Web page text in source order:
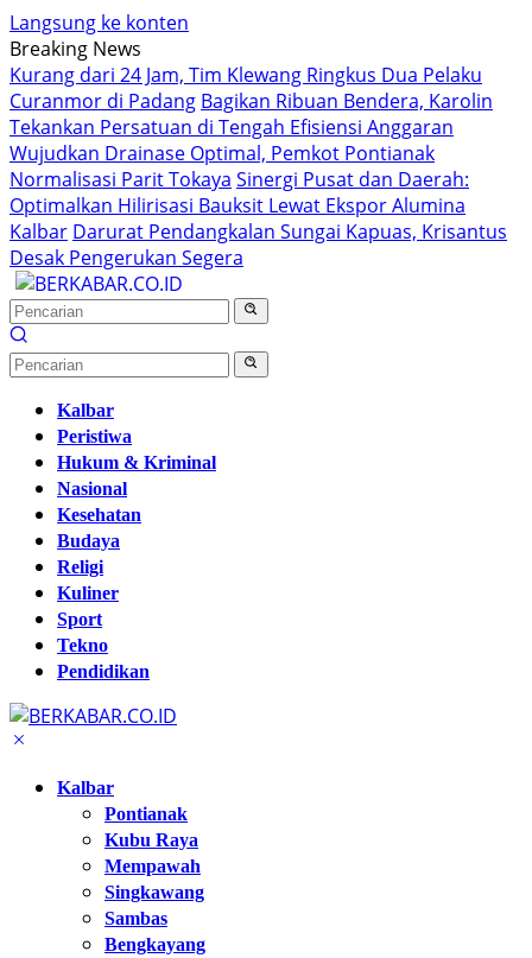
Langsung ke konten
Breaking News
Kurang dari 24 Jam, Tim Klewang Ringkus Dua Pelaku
Curanmor di Padang Bagikan Ribuan Bendera, Karolin
Tekankan Persatuan di Tengah Efisiensi Anggaran
Wujudkan Drainase Optimal, Pemkot Pontianak
Normalisasi Parit Tokaya Sinergi Pusat dan Daerah:
Optimalkan Hilirisasi Bauksit Lewat Ekspor Alumina
Kalbar Darurat Pendangkalan Sungai Kapuas, Krisantus
Desak Pengerukan Segera
Kalbar
Peristiwa
Hukum & Kriminal
Nasional
Kesehatan
Budaya
Religi
Kuliner
Sport
Tekno
Pendidikan
Kalbar
Pontianak
Kubu Raya
Mempawah
Singkawang
Sambas
Bengkayang